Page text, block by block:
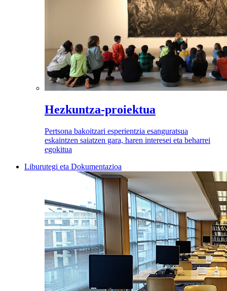
Hezkuntza-proiektua
Pertsona bakoitzari esperientzia esanguratsua
eskaintzen saiatzen gara, haren interesei eta beharrei
egokitua
Liburutegi eta Dokumentazioa